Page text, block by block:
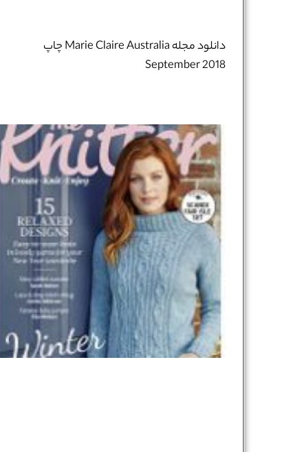
دانلود مجله Marie Claire Australia چاپ
September 2018
شماره واتس‌اپ : *